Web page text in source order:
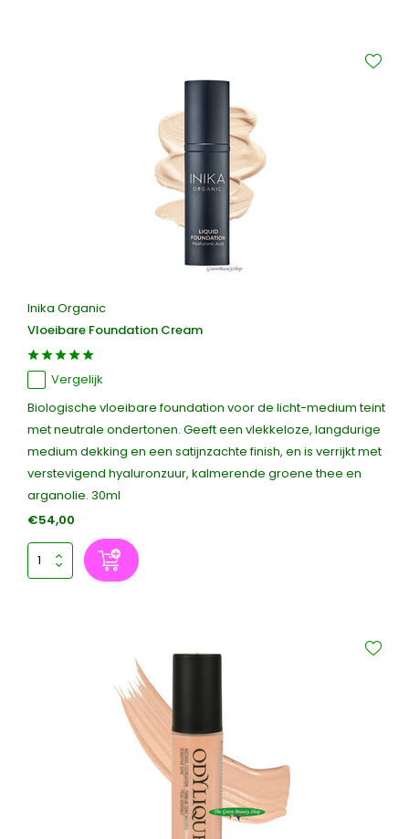
Inika Organic
Vloeibare Foundation Cream
Vergelijk
Biologische vloeibare foundation voor de licht-medium teint
met neutrale ondertonen. Geeft een vlekkeloze, langdurige
medium dekking en een satijnzachte finish, en is verrijkt met
verstevigend hyaluronzuur, kalmerende groene thee en
arganolie. 30ml
€54,00